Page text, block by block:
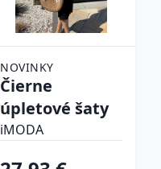
NOVINKY
Čierne
úpletové šaty
iMODA